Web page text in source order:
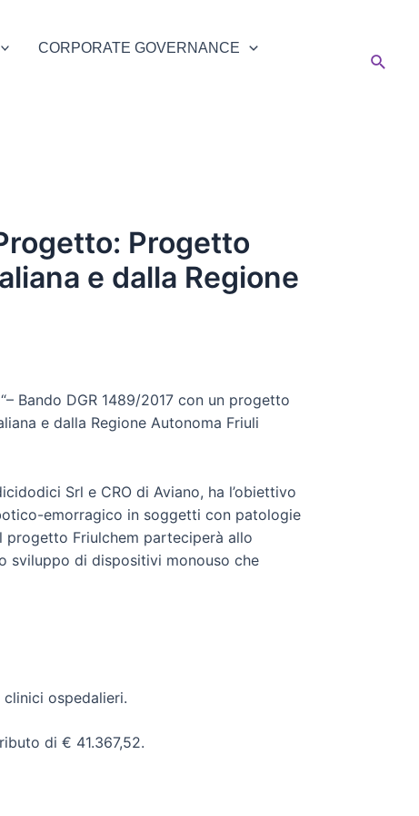
CORPORATE GOVERNANCE
Cerca
Progetto
e dalla Regione
Bando DGR 1489/2017 con un progetto
e dalla Regione Autonoma Friuli
Srl e CRO di Aviano, ha l’obiettivo
emorragico in soggetti con patologie
progetto Friulchem parteciperà allo
sviluppo di dispositivi monouso che
ospedalieri.
di € 41.367,52.